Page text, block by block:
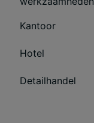
Kantoor
Hotel
Detailhandel